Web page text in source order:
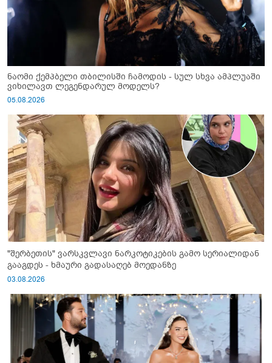
ნაომი ქემპბელი თბილისში ჩამოდის - სულ სხვა ამპლუაში
ვიხილავთ ლეგენდარულ მოდელს?
05.08.2026
"შერბეთის" ვარსკვლავი ნარკოტიკების გამო სერიალიდან
გააგდეს - ხმაური გადასაღებ მოედანზე
03.08.2026